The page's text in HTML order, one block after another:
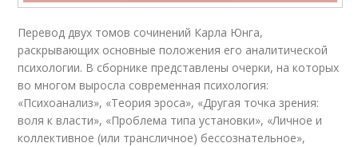
Перевод двух томов сочинений Карла Юнга,
раскрывающих основные положения его аналитической
психологии. В сборнике представлены очерки, на которых
во многом выросла современная психология:
«Психоанализ», «Теория эроса», «Другая точка зрения:
воля к власти», «Проблема типа установки», «Личное и
коллективное (или трансличное) бессознательное»,